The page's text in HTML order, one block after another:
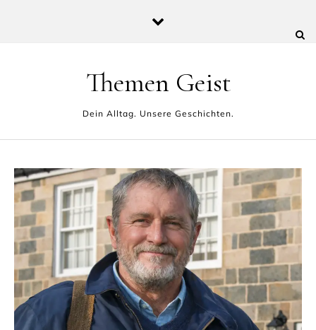
Themen Geist
Dein Alltag. Unsere Geschichten.